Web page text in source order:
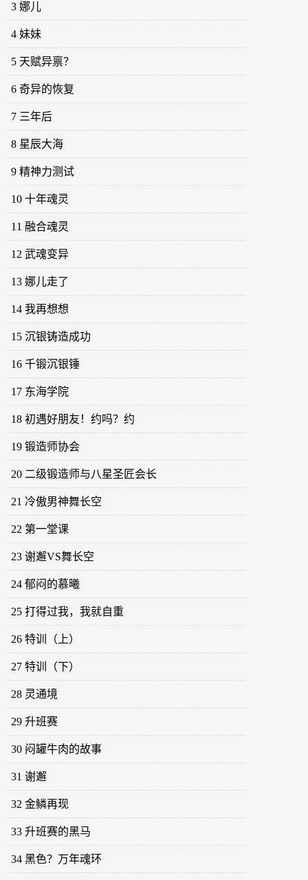
3 娜儿
4 妹妹
5 天赋异禀？
6 奇异的恢复
7 三年后
8 星辰大海
9 精神力测试
10 十年魂灵
11 融合魂灵
12 武魂变异
13 娜儿走了
14 我再想想
15 沉银铸造成功
16 千锻沉银锤
17 东海学院
18 初遇好朋友！约吗？约
19 锻造师协会
20 二级锻造师与八星圣匠会长
21 冷傲男神舞长空
22 第一堂课
23 谢邂VS舞长空
24 郁闷的慕曦
25 打得过我，我就自重
26 特训（上）
27 特训（下）
28 灵通境
29 升班赛
30 闷罐牛肉的故事
31 谢邂
32 金鳞再现
33 升班赛的黑马
34 黑色？万年魂环